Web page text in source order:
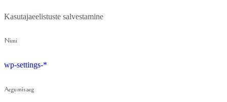
Kasutajaeelistuste salvestamine
Nimi
wp-settings-*
Aegumisaeg